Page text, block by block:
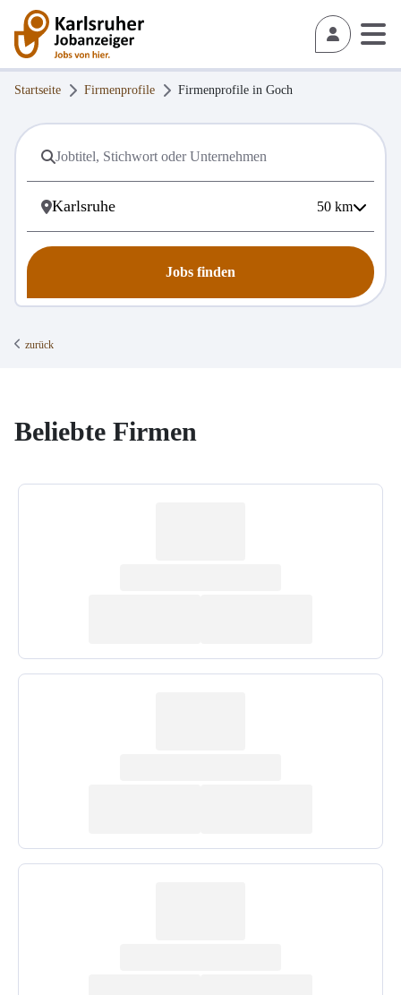
Startseite Firmenprofile Firmenprofile in Goch
50 km
Jobs finden
zurück
Beliebte Firmen